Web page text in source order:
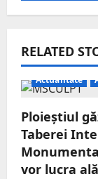
RELATED
Actualitate
Ploieștiul
Taberei
vor lucra